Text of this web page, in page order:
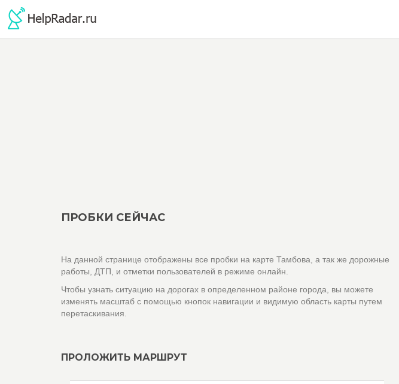
ПРОБКИ СЕЙЧАС
На данной странице отображены все пробки на карте Тамбова, а так же дорожные
работы, ДТП, и отметки пользователей в режиме онлайн.
Чтобы узнать ситуацию на дорогах в определенном районе города, вы можете
изменять масштаб с помощью кнопок навигации и видимую область карты путем
перетаскивания.
ПРОЛОЖИТЬ МАРШРУТ